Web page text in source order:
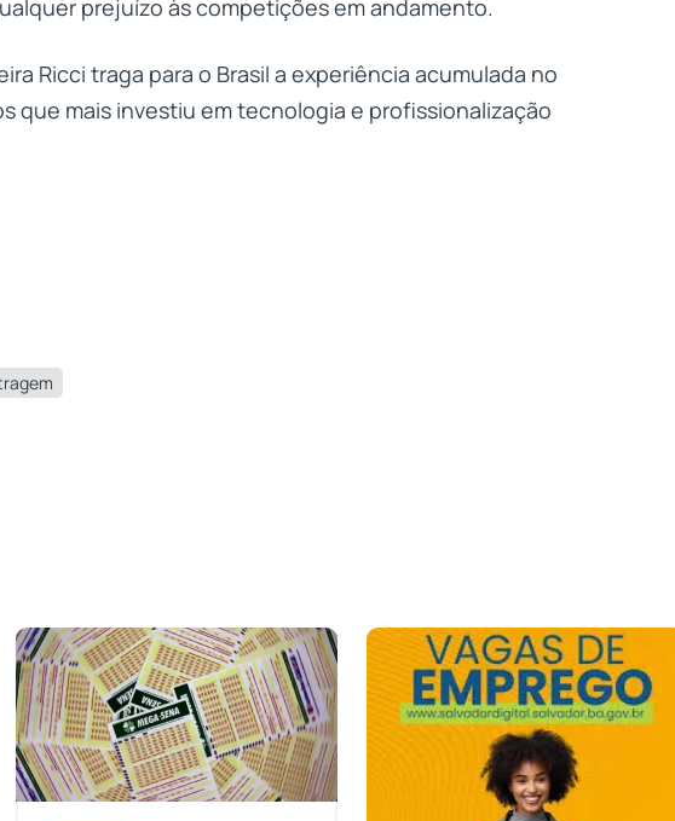
prejuízo às competições em andamento.
Ricci traga para o Brasil a experiência acumulada no
que mais investiu em tecnologia e profissionalização